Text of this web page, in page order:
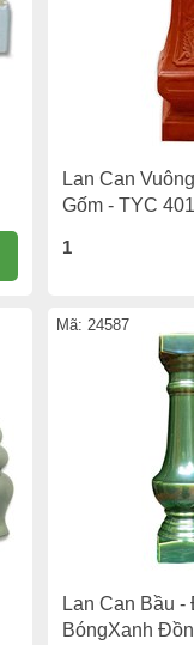
Lan Can
Gốm - TYC 401
1
Mã: 24587
Lan Can Bầu -
BóngXanh